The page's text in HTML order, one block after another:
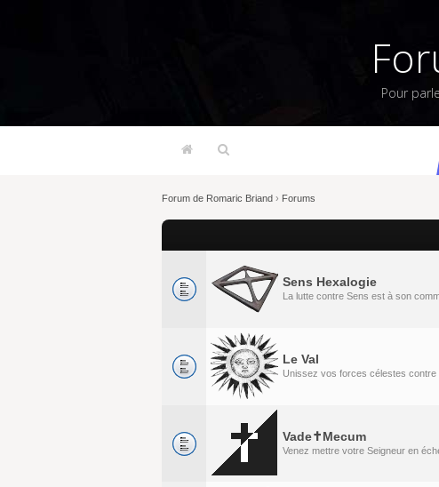
Pour
Forum de Romaric Briand › Forums
Sens Hexalogie
La lutte contre Sens est à son
Le Val
Unissez vos forces célestes contre
Vade✝Mecum
Venez mettre votre Seigneur en